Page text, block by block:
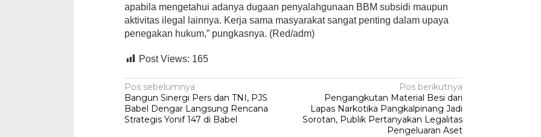
apabila mengetahui adanya dugaan penyalahgunaan BBM subsidi maupun
aktivitas ilegal lainnya. Kerja sama masyarakat sangat penting dalam upaya
penegakan hukum,” pungkasnya. (Red/adm)
Post Views: 165
Navigasi
pos
Pos sebelumnya
Bangun Sinergi Pers dan TNI, PJS
Babel Dengar Langsung Rencana
Strategis Yonif 147 di Babel
Pos berikutnya
Pengangkutan Material Besi dari
Lapas Narkotika Pangkalpinang Jadi
Sorotan, Publik Pertanyakan Legalitas
Pengeluaran Aset